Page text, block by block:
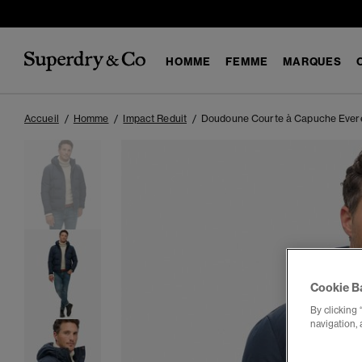
HOMME FEMME MARQUES
Accueil Homme Impact Reduit Doudoune Courte à Capuche
Cookie
By clicking
navigation,